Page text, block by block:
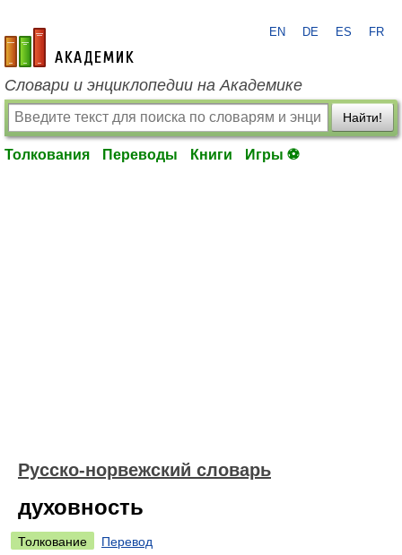
academic.ru
EN DE ES FR
Словари и энциклопедии на Академике
Найти!
Толкования Переводы Книги Игры ⚽
Русско-норвежский словарь
духовность
Толкование
Перевод